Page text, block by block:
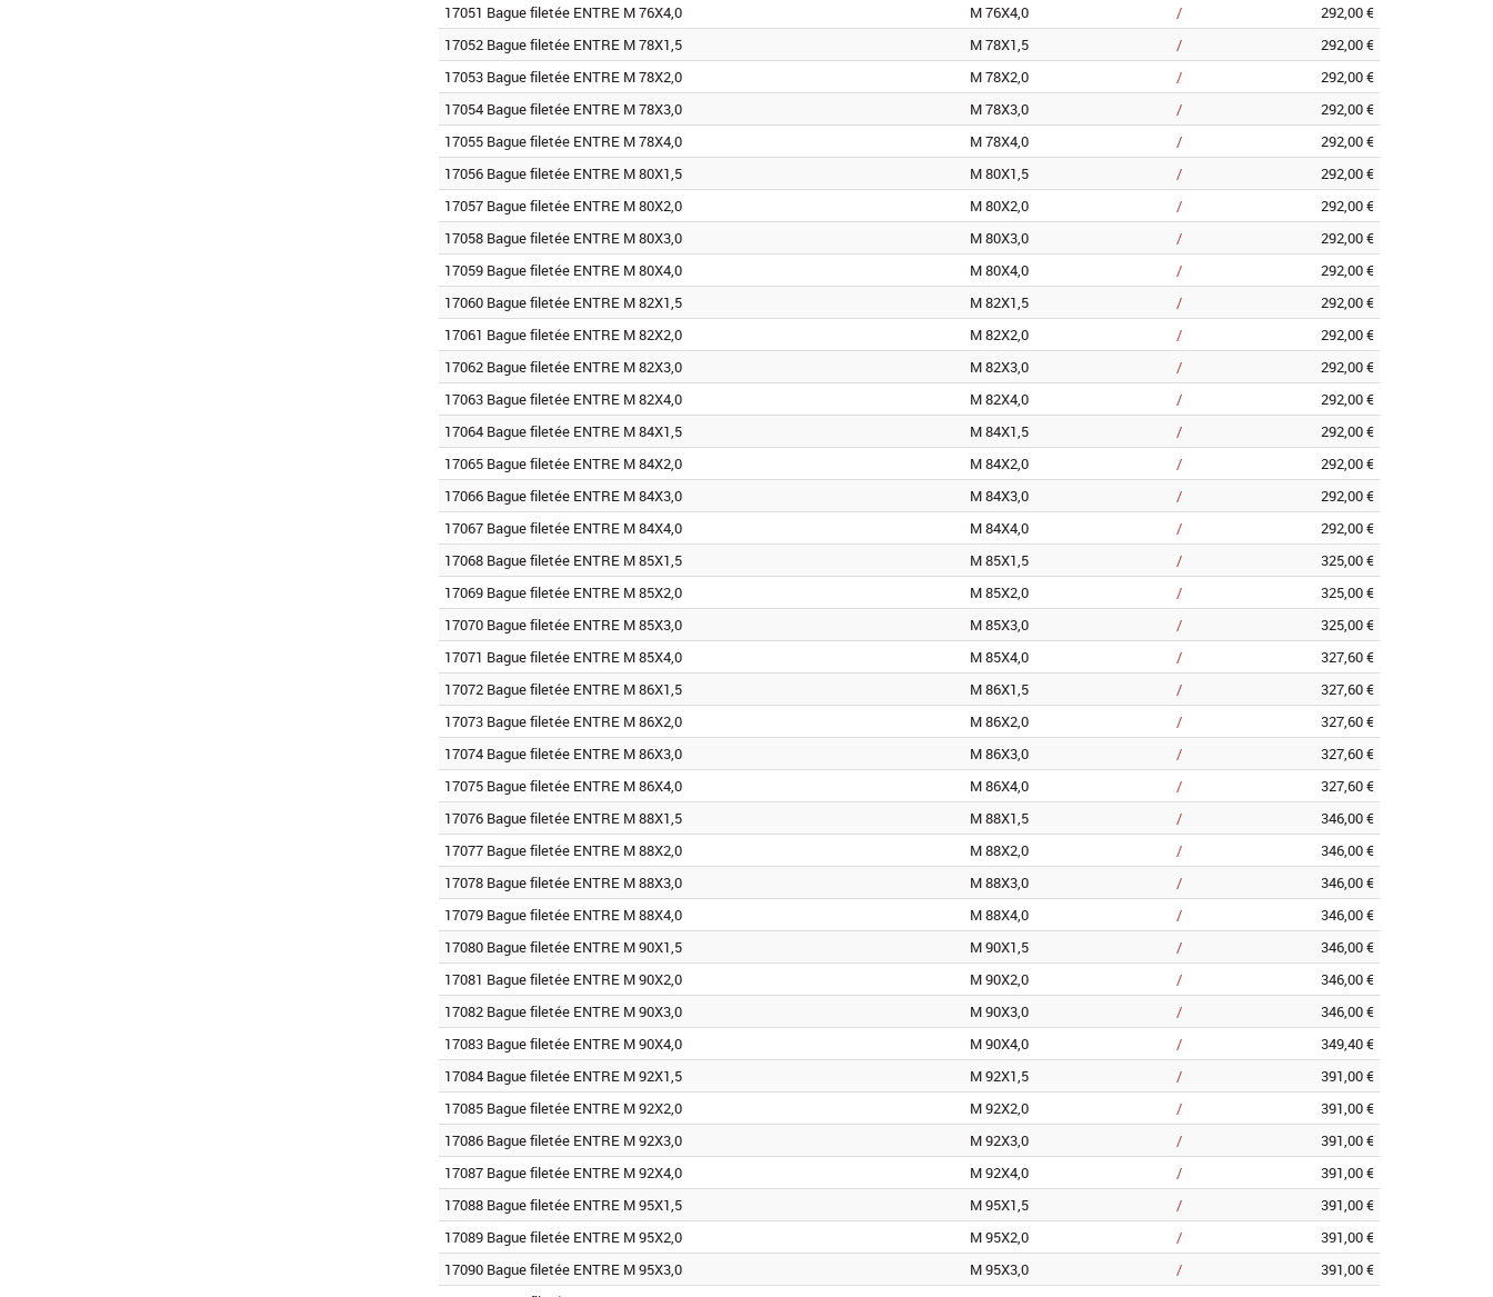
17051 Bague filetée ENTRE M 76X4,0
M 76X4,0 /
292,00 €
17052 Bague filetée ENTRE M 78X1,5
M 78X1,5 /
292,00 €
17053 Bague filetée ENTRE M 78X2,0
M 78X2,0 /
292,00 €
17054 Bague filetée ENTRE M 78X3,0
M 78X3,0 /
292,00 €
17055 Bague filetée ENTRE M 78X4,0
M 78X4,0 /
292,00 €
17056 Bague filetée ENTRE M 80X1,5
M 80X1,5 /
292,00 €
17057 Bague filetée ENTRE M 80X2,0
M 80X2,0 /
292,00 €
17058 Bague filetée ENTRE M 80X3,0
M 80X3,0 /
292,00 €
17059 Bague filetée ENTRE M 80X4,0
M 80X4,0 /
292,00 €
17060 Bague filetée ENTRE M 82X1,5
M 82X1,5 /
292,00 €
17061 Bague filetée ENTRE M 82X2,0
M 82X2,0 /
292,00 €
17062 Bague filetée ENTRE M 82X3,0
M 82X3,0 /
292,00 €
17063 Bague filetée ENTRE M 82X4,0
M 82X4,0 /
292,00 €
17064 Bague filetée ENTRE M 84X1,5
M 84X1,5 /
292,00 €
17065 Bague filetée ENTRE M 84X2,0
M 84X2,0 /
292,00 €
17066 Bague filetée ENTRE M 84X3,0
M 84X3,0 /
292,00 €
17067 Bague filetée ENTRE M 84X4,0
M 84X4,0 /
292,00 €
17068 Bague filetée ENTRE M 85X1,5
M 85X1,5 /
325,00 €
17069 Bague filetée ENTRE M 85X2,0
M 85X2,0 /
325,00 €
17070 Bague filetée ENTRE M 85X3,0
M 85X3,0 /
325,00 €
17071 Bague filetée ENTRE M 85X4,0
M 85X4,0 /
327,60 €
17072 Bague filetée ENTRE M 86X1,5
M 86X1,5 /
327,60 €
17073 Bague filetée ENTRE M 86X2,0
M 86X2,0 /
327,60 €
17074 Bague filetée ENTRE M 86X3,0
M 86X3,0 /
327,60 €
17075 Bague filetée ENTRE M 86X4,0
M 86X4,0 /
327,60 €
17076 Bague filetée ENTRE M 88X1,5
M 88X1,5 /
346,00 €
17077 Bague filetée ENTRE M 88X2,0
M 88X2,0 /
346,00 €
17078 Bague filetée ENTRE M 88X3,0
M 88X3,0 /
346,00 €
17079 Bague filetée ENTRE M 88X4,0
M 88X4,0 /
346,00 €
17080 Bague filetée ENTRE M 90X1,5
M 90X1,5 /
346,00 €
17081 Bague filetée ENTRE M 90X2,0
M 90X2,0 /
346,00 €
17082 Bague filetée ENTRE M 90X3,0
M 90X3,0 /
346,00 €
17083 Bague filetée ENTRE M 90X4,0
M 90X4,0 /
349,40 €
17084 Bague filetée ENTRE M 92X1,5
M 92X1,5 /
391,00 €
17085 Bague filetée ENTRE M 92X2,0
M 92X2,0 /
391,00 €
17086 Bague filetée ENTRE M 92X3,0
M 92X3,0 /
391,00 €
17087 Bague filetée ENTRE M 92X4,0
M 92X4,0 /
391,00 €
17088 Bague filetée ENTRE M 95X1,5
M 95X1,5 /
391,00 €
17089 Bague filetée ENTRE M 95X2,0
M 95X2,0 /
391,00 €
17090 Bague filetée ENTRE M 95X3,0
M 95X3,0 /
391,00 €